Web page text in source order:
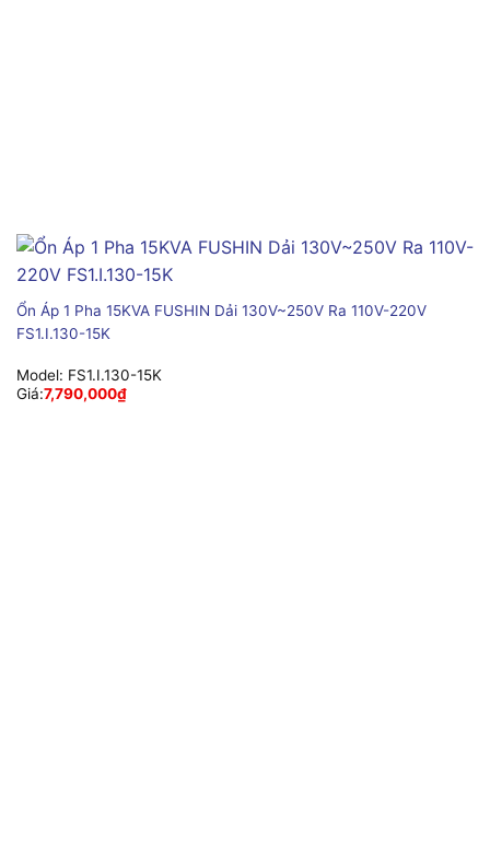
Ổn Áp 1 Pha 15KVA FUSHIN Dải 130V~250V Ra 110V-220V
FS1.I.130-15K
Model: FS1.I.130-15K
Giá:7,790,000₫